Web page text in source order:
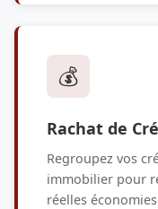
💰
Rachat de
Regroupez vos
immobilier pour
réelles